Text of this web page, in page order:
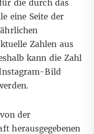
die durch das
eine Seite der
Zahlen aus
kann die Zahl
Bild
der
herausgegebenen